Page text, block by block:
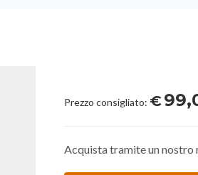
Prezzo consigliato: €
Acquista tramite un